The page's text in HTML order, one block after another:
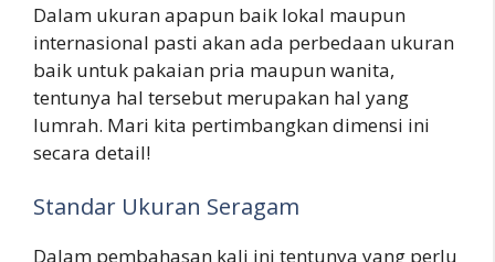
Dalam ukuran apapun baik lokal maupun
internasional pasti akan ada perbedaan ukuran
baik untuk pakaian pria maupun wanita,
tentunya hal tersebut merupakan hal yang
lumrah. Mari kita pertimbangkan dimensi ini
secara detail!
Standar Ukuran Seragam
Dalam pembahasan kali ini tentunya yang perlu